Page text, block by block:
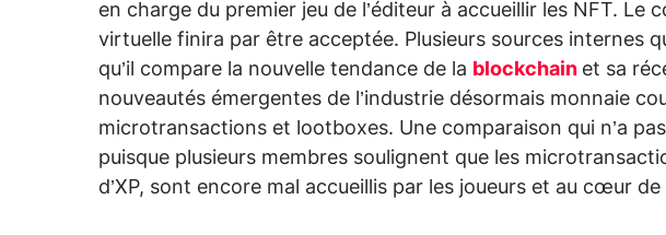
en charge du premier jeu de l’éditeur à accueillir les NFT. Le
virtuelle finira par être acceptée. Plusieurs sources internes
qu’il compare la nouvelle tendance de la blockchain et sa
nouveautés émergentes de l’industrie désormais monnaie
microtransactions et lootboxes. Une comparaison qui n’a
puisque plusieurs membres soulignent que les
d’XP, sont encore mal accueillis par les joueurs et au cœur de